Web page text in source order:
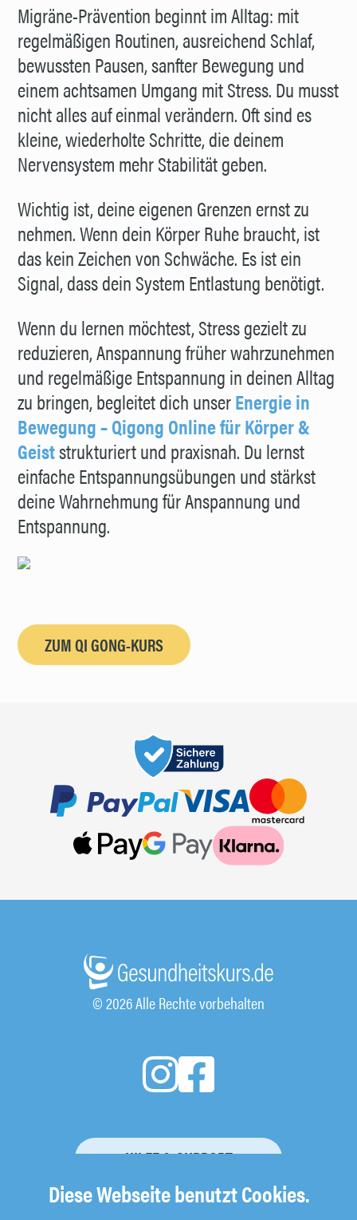
Migräne-Prävention beginnt im Alltag: mit
regelmäßigen Routinen, ausreichend Schlaf,
bewussten Pausen, sanfter Bewegung und
einem achtsamen Umgang mit Stress. Du musst
nicht alles auf einmal verändern. Oft sind es
kleine, wiederholte Schritte, die deinem
Nervensystem mehr Stabilität geben.
Wichtig ist, deine eigenen Grenzen ernst zu
nehmen. Wenn dein Körper Ruhe braucht, ist
das kein Zeichen von Schwäche. Es ist ein
Signal, dass dein System Entlastung benötigt.
Wenn du lernen möchtest, Stress gezielt zu
reduzieren, Anspannung früher wahrzunehmen
und regelmäßige Entspannung in deinen Alltag
zu bringen, begleitet dich unserEnergie in
Bewegung – Qigong Online für Körper &
Geiststrukturiert und praxisnah. Du lernst
einfache Entspannungsübungen und stärkst
deine Wahrnehmung für Anspannung und
Entspannung.
ZUM QI GONG-KURS
© 2026 Alle Rechte vorbehalten
HILFE & SUPPORT
KURSBUCHUNG STORNIEREN
Diese Webseite benutzt Cookies.